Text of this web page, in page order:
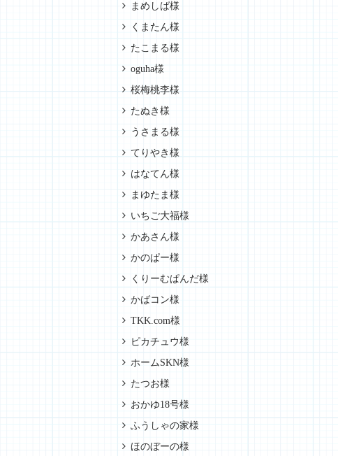
まめしば様
くまたん様
たこまる様
oguha様
桜梅桃李様
たぬき様
うさまる様
てりやき様
はなてん様
まゆたま様
いちご大福様
かあさん様
かのぱー様
くりーむぱんだ様
かばコン様
TKK.com様
ピカチュウ様
ホームSKN様
たつお様
おかゆ18号様
ふうしゃの家様
ほのぼーの様